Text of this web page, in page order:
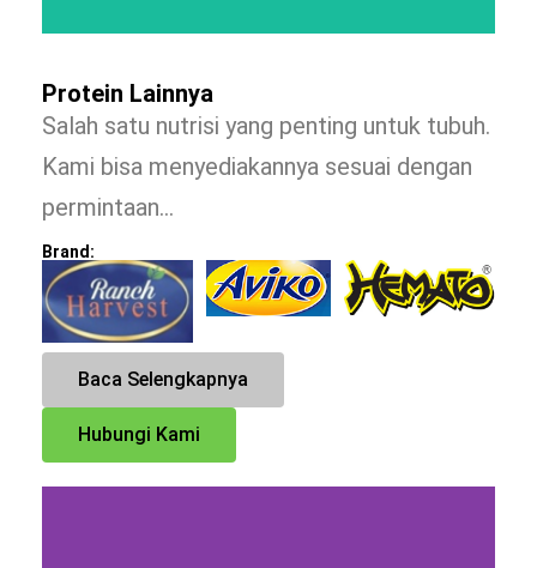
Protein Lainnya
Salah satu nutrisi yang penting untuk tubuh.
Kami bisa menyediakannya sesuai dengan
permintaan…
Brand:
Baca Selengkapnya
Hubungi Kami